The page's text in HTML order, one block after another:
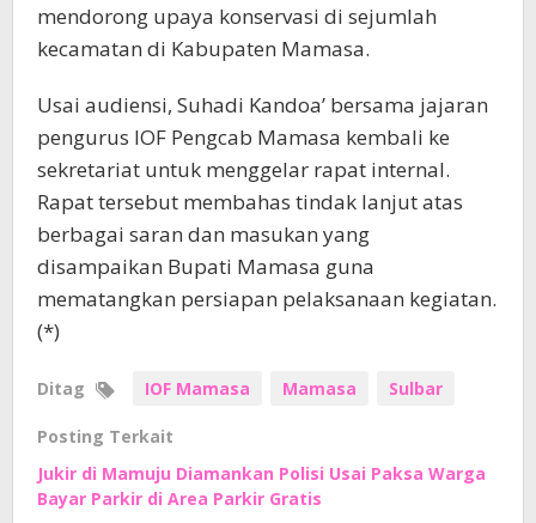
mendorong upaya konservasi di sejumlah
kecamatan di Kabupaten Mamasa.
Usai audiensi, Suhadi Kandoa’ bersama jajaran
pengurus IOF Pengcab Mamasa kembali ke
sekretariat untuk menggelar rapat internal.
Rapat tersebut membahas tindak lanjut atas
berbagai saran dan masukan yang
disampaikan Bupati Mamasa guna
mematangkan persiapan pelaksanaan kegiatan.
(*)
Ditag IOF Mamasa Mamasa Sulbar
Posting Terkait
Jukir di Mamuju Diamankan Polisi Usai Paksa Warga
Bayar Parkir di Area Parkir Gratis